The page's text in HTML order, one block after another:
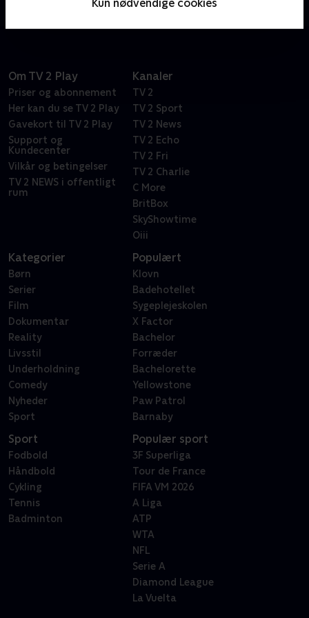
Kun nødvendige cookies
knust. Hvad skal der ske nu?
Om TV 2 Play
Priser og abonnement
Her kan du se TV 2 Play
Gavekort til TV 2 Play
Support og
Kundecenter
Vilkår og betingelser
TV 2 NEWS i offentligt
rum
Kanaler
TV 2
TV 2 Sport
TV 2 News
TV 2 Echo
TV 2 Fri
TV 2 Charlie
C More
BritBox
SkyShowtime
Oiii
Kategorier
Børn
Serier
Film
Dokumentar
Reality
Livsstil
Underholdning
Comedy
Nyheder
Sport
Populært
Klovn
Badehotellet
Sygeplejeskolen
X Factor
Bachelor
Forræder
Bachelorette
Yellowstone
Paw Patrol
Barnaby
Sport
Fodbold
Håndbold
Cykling
Tennis
Badminton
Populær sport
3F Superliga
Tour de France
FIFA VM 2026
A Liga
ATP
WTA
NFL
Serie A
Diamond League
La Vuelta